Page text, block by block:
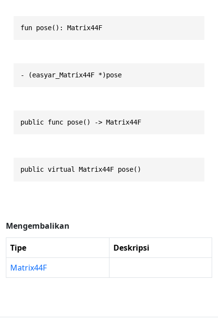
fun pose(): Matrix44F
- (easyar_Matrix44F *)pose
public func pose() -> Matrix44F
public virtual Matrix44F pose()
Mengembalikan
Tipe
Deskripsi
Matrix44F